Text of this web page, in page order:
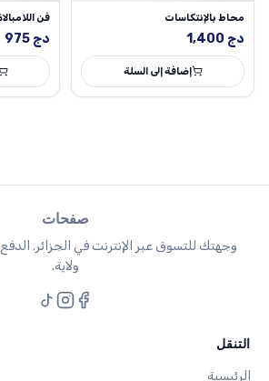
محاط بالإنتكاسات
1,400 دج
إضافة إلى السلة
فن
975 دج
صفحات
ولاية.
التنقل
الرئيسية